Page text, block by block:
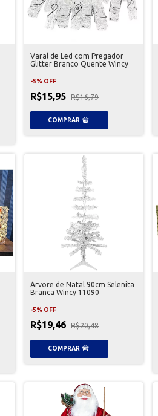
Varal de Led com Pregador
Glitter Branco Quente Wincy
-5% OFF
R$15,95 R$16,79
Árvore de Natal 90cm Selenita
Branca Wincy 11090
-5% OFF
R$19,46 R$20,48